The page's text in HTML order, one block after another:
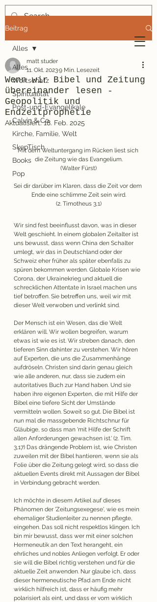
mindmatt
Theologie-Blog für Gernleser
Beitrag
Alles
Wortschatz
Spiritualität
Post-und-Evangelikale
Calvin & Co.
Kirche, Familie, Welt
SkepTisch
Books
Pop
Alles
Wenn wir Bibel und Zeitung
übereinander lesen -
Geopolitik und
Endzeitprophetie
matt studer
11. Okt. 20239 Min. Lesezeit
Aktualisiert:18. Feb. 2025
Mit dem Weltuntergang im Rücken liest sich
die Zeitung wie das Evangelium.
(Walter Fürst)
Sei dir darüber im Klaren, dass die Zeit vor dem
Ende eine schlimme Zeit sein wird.
(2. Timotheus 3,1)
Wir sind fest beeinflusst davon, was in dieser
Welt geschieht. In einem globalen Zeitalter ist
uns bewusst, dass wenn China den Schalter
umlegt, wir das in Deutschland oder der
Schweiz eher früher als später ebenfalls zu
spüren bekommen werden. Globale Krisen wie
Corona, der Ukrainekrieg und aktuell die
schrecklichen Attentate in Israel machen uns
tief betroffen. Sie betreffen uns, weil wir mit
dieser Welt verwoben und verlinkt sind.
Der Mensch ist ein Wesen, das die Welt
erklären will. Wir wollen begreifen, warum
etwas ist wie es ist. Wir streben danach, den
tieferen Sinn dahinter zu verstehen. Wir hören
auf Experten, die uns die Zusammenhänge
aufdröseln. Christen sind darin genau gleich
wie alle anderen, nur, dass sie zudem ein
autoritatives Buch zur Hand haben. Und sie
haben ihre eigenen Experten, die mit Hilfe der
Bibel eine tiefere Sicht der Umstände
vermitteln wollen. Soweit so gut. Die Bibel ist
nun mal die massgebende Richtschnur für
Gläubige, so dass man 'mit Hilfe der Schrift
allen Anforderungen gewachsen ist.' (2. Tim.
3,17) Das drängende Problem ist, wie Christen
zuweilen mit der Bibel hantieren, wenn sie als
Folie über die Zeitung gelegt wird, so dass die
aktuellen Events direkt mit Aussagen der Bibel
in Verbindung gebracht werden.
Ich möchte in diesem Artikel auf dieses
Phänomen der 'Zeitungsexegese', wie es mein
ehemaliger Studienleiter zu nennen pflegte,
eingehen. Das soll nicht respektlos klingen. Ich
bin mir bewusst, dass wer mit einer solchen
Hermeneutik an den Text herangeht, ein
ehrliches und nobles Anliegen verfolgt. Er oder
sie will die Bibel richtig verstehen und für die
aktuelle Zeit anwenden. Nur glaube ich, dass
dieser hermeneutische Pfad am Ende nicht
wirklich hilfreich ist, dass er häufig mehr
polarisiert als eint, und dass er vom wirklich